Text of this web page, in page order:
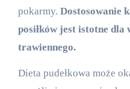
pokarmy. Dostosowanie
posiłków jest istotne dla
trawiennego.
Dieta pudełkowa może